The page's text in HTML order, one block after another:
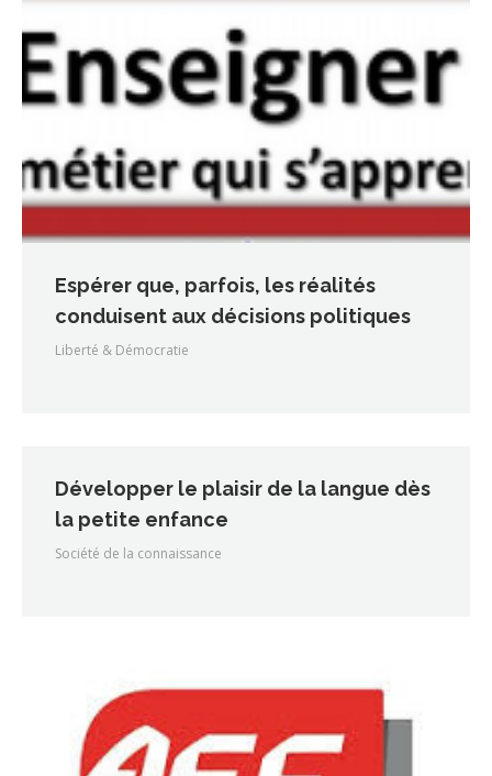
Espérer que, parfois, les réalités
conduisent aux décisions politiques
Liberté & Démocratie
Développer le plaisir de la langue dès
la petite enfance
Société de la connaissance